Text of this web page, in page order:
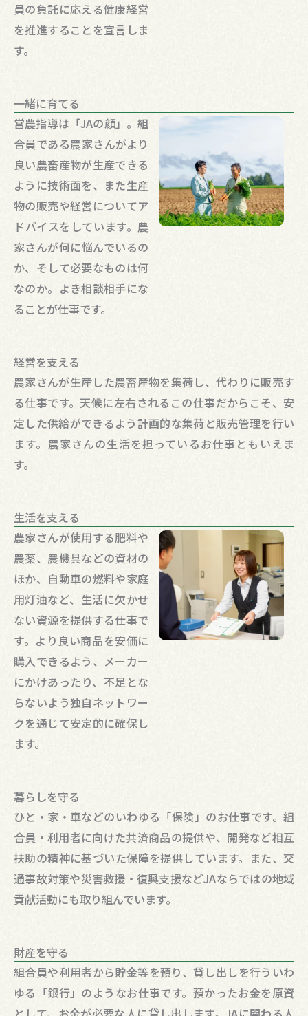
員の負託に応える健康経営
を推進することを宣言しま
す。
一緒に育てる
営農指導は「JAの顔」。組
合員である農家さんがより
良い農畜産物が生産できる
ように技術面を、また生産
物の販売や経営についてア
ドバイスをしています。農
家さんが何に悩んでいるの
か、そして必要なものは何
なのか。よき相談相手にな
ることが仕事です。
経営を支える
農家さんが生産した農畜産物を集荷し、代わりに販売す
る仕事です。天候に左右されるこの仕事だからこそ、安
定した供給ができるよう計画的な集荷と販売管理を行い
ます。農家さんの生活を担っているお仕事ともいえま
す。
生活を支える
農家さんが使用する肥料や
農薬、農機具などの資材の
ほか、自動車の燃料や家庭
用灯油など、生活に欠かせ
ない資源を提供する仕事で
す。より良い商品を安価に
購入できるよう、メーカー
にかけあったり、不足とな
らないよう独自ネットワー
クを通じて安定的に確保し
ます。
暮らしを守る
ひと・家・車などのいわゆる「保険」のお仕事です。組
合員・利用者に向けた共済商品の提供や、開発など相互
扶助の精神に基づいた保障を提供しています。また、交
通事故対策や災害救援・復興支援などJAならではの地域
貢献活動にも取り組んでいます。
財産を守る
組合員や利用者から貯金等を預り、貸し出しを行ういわ
ゆる「銀行」のようなお仕事です。預かったお金を原資